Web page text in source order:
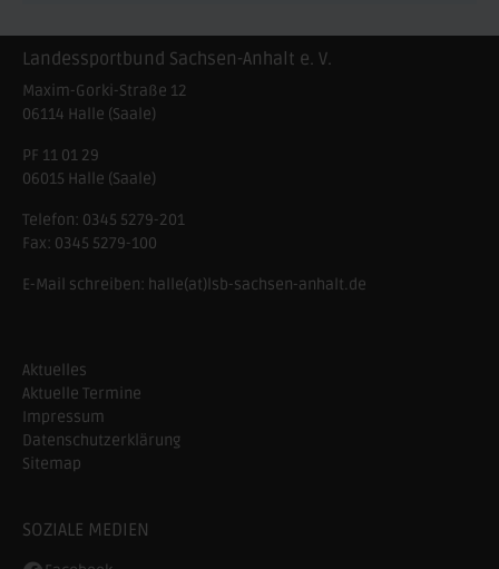
Landessportbund Sachsen-Anhalt e. V.
Maxim-Gorki-Straße 12
06114 Halle (Saale)
PF 11 01 29
06015 Halle (Saale)
Telefon: 0345 5279-201
Fax: 0345 5279-100
E-Mail schreiben: halle(at)lsb-sachsen-anhalt.de
Aktuelles
Aktuelle Termine
Impressum
Datenschutzerklärung
Sitemap
SOZIALE MEDIEN